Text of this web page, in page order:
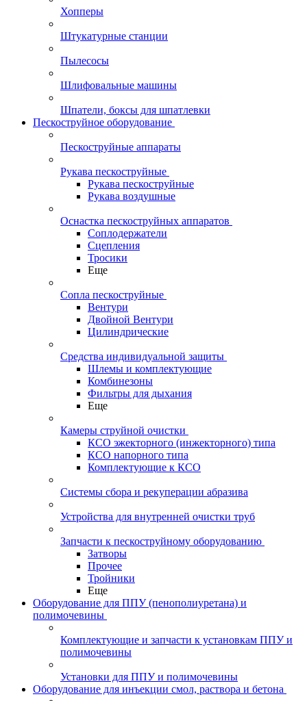
Хопперы
Штукатурные станции
Пылесосы
Шлифовальные машины
Шпатели, боксы для шпатлевки
Пескоструйное оборудование
Пескоструйные аппараты
Рукава пескоструйные
Рукава пескоструйные
Рукава воздушные
Оснастка пескоструйных аппаратов
Соплодержатели
Сцепления
Тросики
Еще
Сопла пескоструйные
Вентури
Двойной Вентури
Цилиндрические
Средства индивидуальной защиты
Шлемы и комплектующие
Комбинезоны
Фильтры для дыхания
Еще
Камеры струйной очистки
КСО эжекторного (инжекторного) типа
КСО напорного типа
Комплектующие к КСО
Системы сбора и рекуперации абразива
Устройства для внутренней очистки труб
Запчасти к пескоструйному оборудованию
Затворы
Прочее
Тройники
Еще
Оборудование для ППУ (пенополиуретана) и
полимочевины
Комплектующие и запчасти к установкам ППУ и
полимочевины
Установки для ППУ и полимочевины
Оборудование для инъекции смол, раствора и бетона